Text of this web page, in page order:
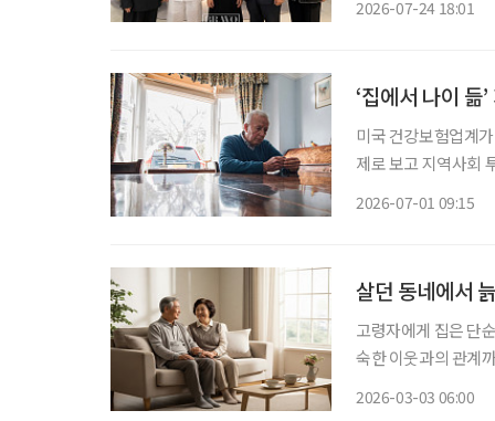
2026-07-24 18:01
‘집에서 나이
미국 건강보험업계
제로 보고 지역사회
2026-07-01 09:15
살던 동네에서
고령자에게 집은 단
숙한 이웃과의 관계
2026-03-03 06:00